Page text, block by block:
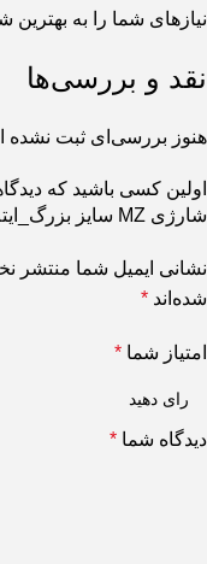
نیازهای شما را به
نقد و بررسی‌ها
هنوز بررسی‌ای ثبت
اولین کسی باشید که
شارژی MZ سایز بزرگ_ایتم_2855”
نشانی ایمیل شما منتشر
شده‌اند *
امتیاز شما *
دیدگاه شما *